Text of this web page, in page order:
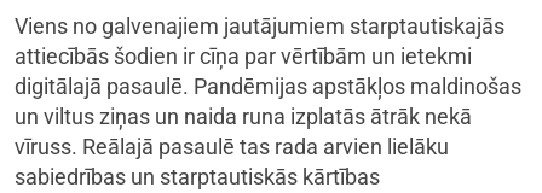
Viens no galvenajiem jautājumiem starptautiskajās
attiecībās šodien ir cīņa par vērtībām un ietekmi
digitālajā pasaulē. Pandēmijas apstākļos maldinošas
un viltus ziņas un naida runa izplatās ātrāk nekā
vīruss. Reālajā pasaulē tas rada arvien lielāku
sabiedrības un starptautiskās kārtības